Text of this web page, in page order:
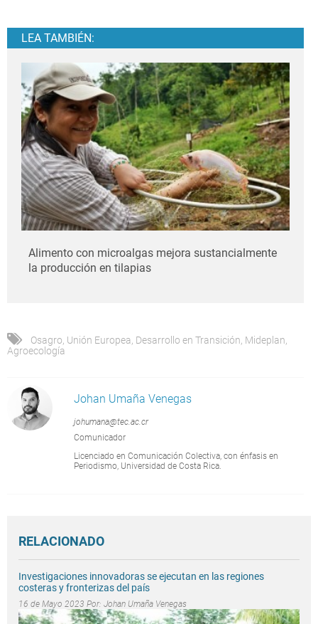
LEA TAMBIÉN:
Alimento con microalgas mejora sustancialmente
la producción en tilapias
Osagro, Unión Europea, Desarrollo en Transición, Mideplan,
Agroecología
Johan Umaña Venegas
johumana@tec.ac.cr
Comunicador
Licenciado en Comunicación Colectiva, con énfasis en
Periodismo, Universidad de Costa Rica.
RELACIONADO
Investigaciones innovadoras se ejecutan en las regiones
costeras y fronterizas del país
16 de Mayo 2023 Por: Johan Umaña Venegas